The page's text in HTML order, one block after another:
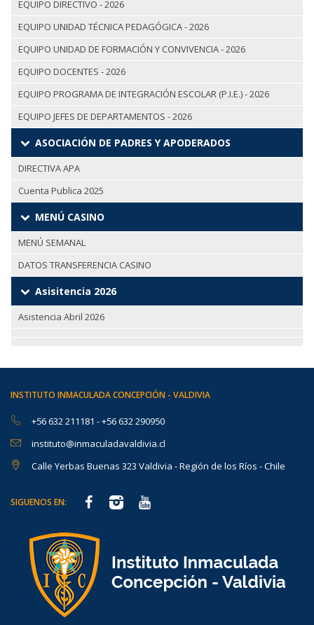
EQUIPO DIRECTIVO - 2026
EQUIPO UNIDAD TÉCNICA PEDAGÓGICA - 2026
EQUIPO UNIDAD DE FORMACIÓN Y CONVIVENCIA - 2026
EQUIPO DOCENTES - 2026
EQUIPO PROGRAMA DE INTEGRACIÓN ESCOLAR (P.I.E.) - 2026
EQUIPO JEFES DE DEPARTAMENTOS - 2026
ASOCIACIÓN DE PADRES Y APODERADOS
DIRECTIVA APA
Cuenta Publica 2025
MENÚ CASINO
MENÚ SEMANAL
DATOS TRANSFERENCIA CASINO
Asisitencia 2026
Asistencia Abril 2026
INSTITUTO INMACULADA CONCEPCIÓN - VALDIVIA
+56 632 211181 -+56 632 290950
instituto@inmaculadavaldivia.cl
Calle Yerbas Buenas 323 Valdivia - Región de los Ríos - Chile
SIGUENOS EN: